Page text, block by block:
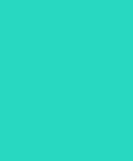
Yes: Вы очень
как вам
съемках? Почему
– Все произошло
я сделал